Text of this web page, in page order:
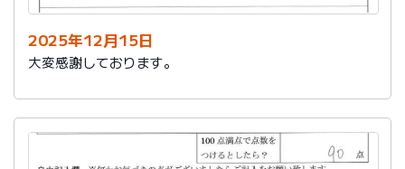
2025年12月15日
大変感謝しております。